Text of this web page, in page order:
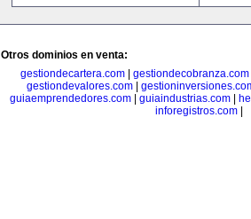
Otros dominios en venta:
gestiondecartera.com| gestiondecobranza.com
gestiondevalores.com|
guiaemprendedores.com
guiaindustrias.com
inforegistros.com|